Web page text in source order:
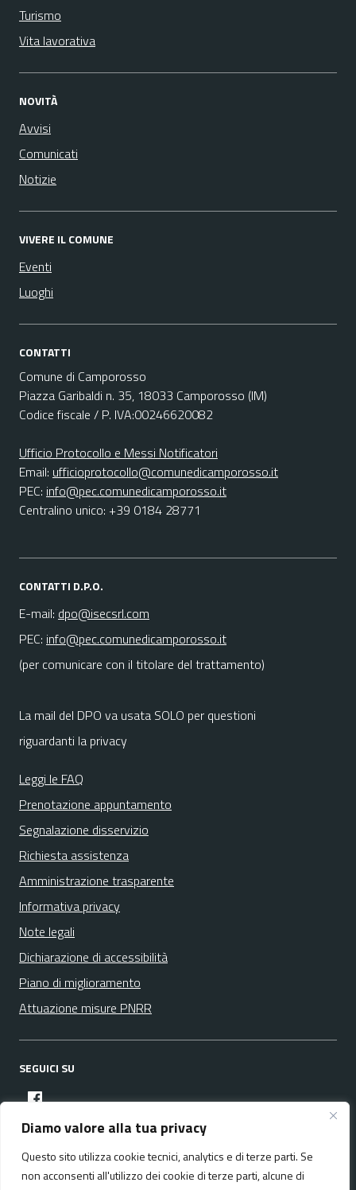
Diamo valore alla tua privacy
Questo sito utilizza cookie tecnici, analytics e di terze parti. Se
non acconsenti all'utilizzo dei cookie di terze parti, alcune di
Turismo
Vita lavorativa
NOVITÀ
Avvisi
Comunicati
Notizie
VIVERE IL COMUNE
Eventi
Luoghi
CONTATTI
Comune di Camporosso
Piazza Garibaldi n. 35, 18033 Camporosso (IM)
Codice fiscale / P. IVA:00246620082
Ufficio Protocollo e Messi Notificatori
Email: ufficioprotocollo@comunedicamporosso.it
PEC: info@pec.comunedicamporosso.it
Centralino unico: +39 0184 28771
CONTATTI D.P.O.
E-mail: dpo@isecsrl.com
PEC: info@pec.comunedicamporosso.it
(per comunicare con il titolare del trattamento)
La mail del DPO va usata SOLO per questioni
riguardanti la privacy
Leggi le FAQ
Prenotazione appuntamento
Segnalazione disservizio
Richiesta assistenza
Amministrazione trasparente
Informativa privacy
Note legali
Dichiarazione di accessibilità
Piano di miglioramento
Attuazione misure PNRR
SEGUICI SU
facebook
Media policy Mappa del sito